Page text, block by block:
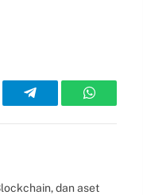
Telegram WhatsApp
dan aset